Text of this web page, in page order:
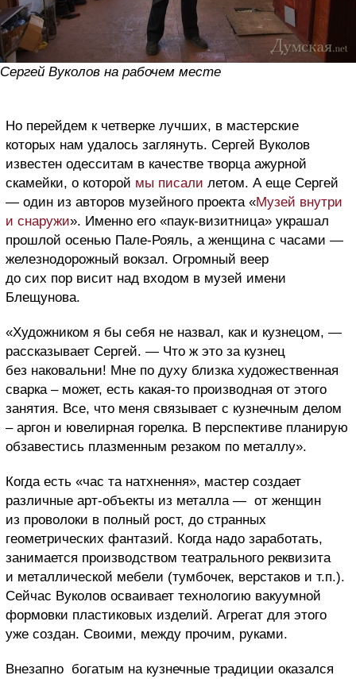
Сергей Вуколов на рабочем месте
Но перейдем к четверке лучших, в мастерские
которых нам удалось заглянуть. Сергей Вуколов
известен одесситам в качестве творца ажурной
скамейки, о которой мы писали летом. А еще Сергей
— один из авторов музейного проекта «Музей внутри
и снаружи». Именно его «паук-визитница» украшал
прошлой осенью Пале-Рояль, а женщина с часами —
железнодорожный вокзал. Огромный веер
до сих пор висит над входом в музей имени
Блещунова.
«Художником я бы себя не назвал, как и кузнецом, —
рассказывает Сергей. — Что ж это за кузнец
без наковальни! Мне по духу близка художественная
сварка – может, есть какая-то производная от этого
занятия. Все, что меня связывает с кузнечным делом
– аргон и ювелирная горелка. В перспективе планирую
обзавестись плазменным резаком по металлу».
Когда есть «час та натхнення», мастер создает
различные арт-объекты из металла — от женщин
из проволоки в полный рост, до странных
геометрических фантазий. Когда надо заработать,
занимается производством театрального реквизита
и металлической мебели (тумбочек, верстаков и т.п.).
Сейчас Вуколов осваивает технологию вакуумной
формовки пластиковых изделий. Агрегат для этого
уже создан. Своими, между прочим, руками.
Внезапно богатым на кузнечные традиции оказался